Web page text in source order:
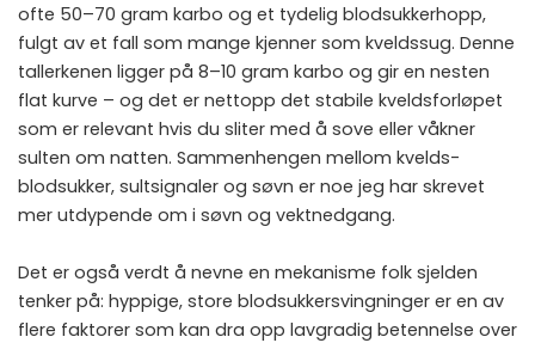
ofte 50–70 gram karbo og et tydelig blodsukkerhopp,
fulgt av et fall som mange kjenner som kveldssug. Denne
tallerkenen ligger på 8–10 gram karbo og gir en nesten
flat kurve – og det er nettopp det stabile kveldsforløpet
som er relevant hvis du sliter med å sove eller våkner
sulten om natten. Sammenhengen mellom kvelds-
blodsukker, sultsignaler og søvn er noe jeg har skrevet
mer utdypende om i søvn og vektnedgang.
Det er også verdt å nevne en mekanisme folk sjelden
tenker på: hyppige, store blodsukkersvingninger er en av
flere faktorer som kan dra opp lavgradig betennelse over